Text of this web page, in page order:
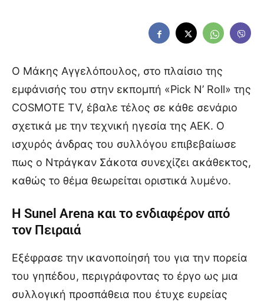
Ο Μάκης Αγγελόπουλος, στο πλαίσιο της
εμφάνισής του στην εκπομπή «Pick N’ Roll» της
COSMOTE TV, έβαλε τέλος σε κάθε σενάριο
σχετικά με την τεχνική ηγεσία της ΑΕΚ. Ο
ισχυρός άνδρας του συλλόγου επιβεβαίωσε
πως ο Ντράγκαν Σάκοτα συνεχίζει ακάθεκτος,
καθώς το θέμα θεωρείται οριστικά λυμένο.
Η Sunel Arena και το ενδιαφέρον από
τον Πειραιά
Εξέφρασε την ικανοποίησή του για την πορεία
του γηπέδου, περιγράφοντας το έργο ως μια
συλλογική προσπάθεια που έτυχε ευρείας